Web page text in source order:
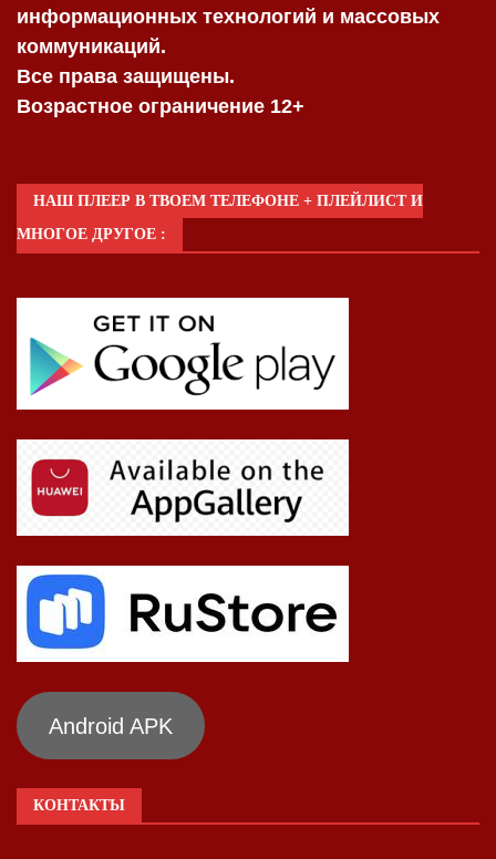
информационных технологий и массовых
коммуникаций.
Все права защищены.
Возрастное ограничение 12+
НАШ ПЛЕЕР В ТВОЕМ ТЕЛЕФОНЕ + ПЛЕЙЛИСТ И
МНОГОЕ ДРУГОЕ :
Android APK
КОНТАКТЫ